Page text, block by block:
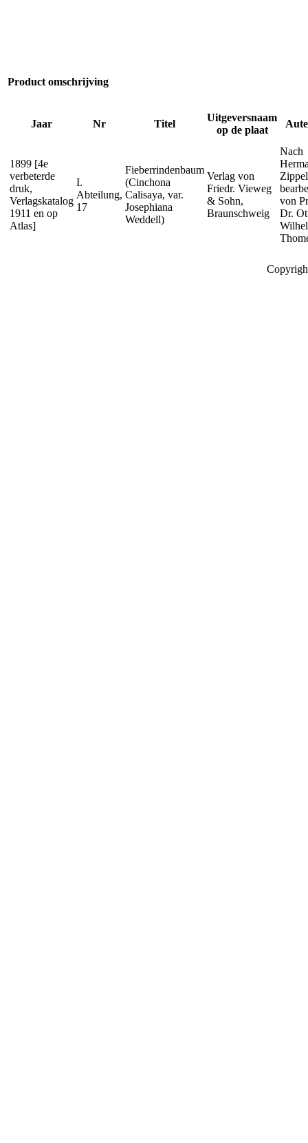
Product omschrijving
Jaar Nr Titel
Uitgeversnaam
op de plaat
1899 [4e
verbeterde
druk,
Verlagskatalog
1911 en op
Atlas]
I.
Abteilung,
17
Fieberrindenbaum
(Cinchona
Calisaya, var.
Josephiana
Weddell)
Verlag von
Friedr. Vieweg
& Sohn,
Braunschweig
Nach
von
Dr.